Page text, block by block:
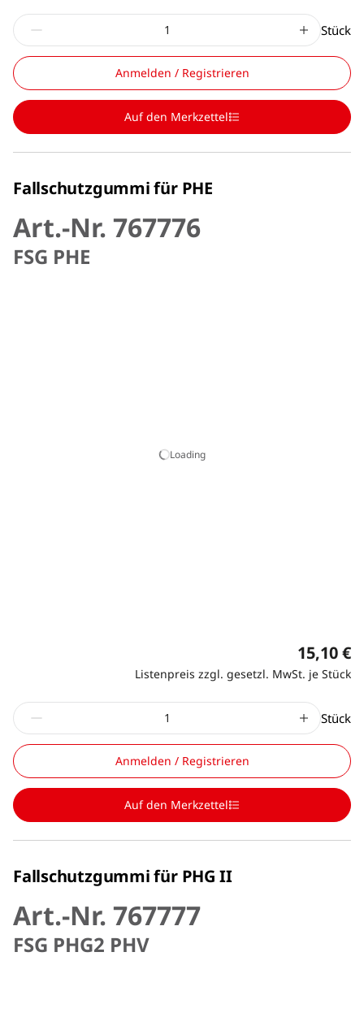
Stück
Anmelden / Registrieren
Auf den Merkzettel
Fallschutzgummi für PHE
Art.-Nr. 767776
FSG PHE
Loading
15,10 €
Listenpreis zzgl. gesetzl. MwSt. je Stück
Stück
Anmelden / Registrieren
Auf den Merkzettel
Fallschutzgummi für PHG II
Art.-Nr. 767777
FSG PHG2 PHV